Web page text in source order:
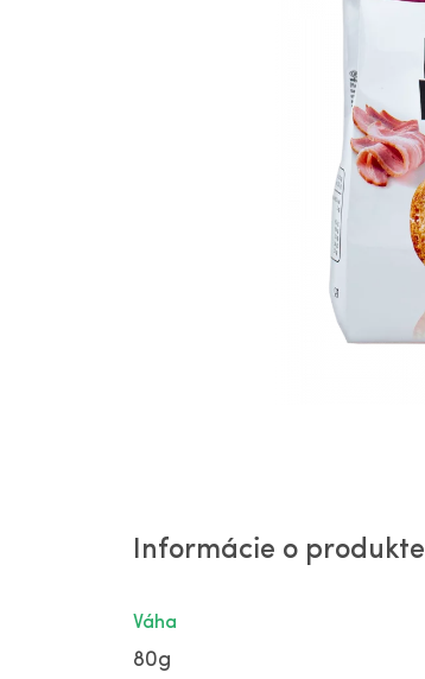
Informácie o produkte
Váha
80g